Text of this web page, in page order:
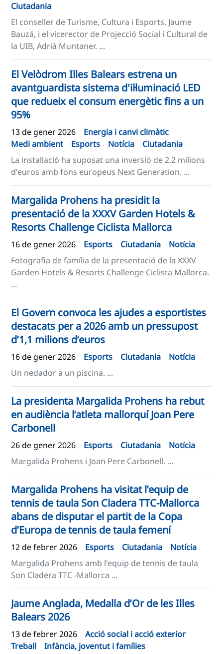
Ciutadania
El conseller de Turisme, Cultura i Esports, Jaume
Bauzá, i el vicerector de Projecció Social i Cultural de
la UIB, Adrià Muntaner. ...
El Velòdrom Illes Balears estrena un
avantguardista sistema d'il·luminació LED
que redueix el consum energètic fins a un
95%
13 de gener 2026
Energia i canvi climàtic
Medi ambient
Esports Notícia
Ciutadania
La instal·lació ha suposat una inversió de 2,2 milions
d'euros amb fons europeus Next Generation. ...
Margalida Prohens ha presidit la
presentació de la XXXV Garden Hotels &
Resorts Challenge Ciclista Mallorca
16 de gener 2026 Esports Ciutadania
Notícia
Fotografia de família de la presentació de la XXXV
Garden Hotels & Resorts Challenge Ciclista Mallorca.
...
El Govern convoca les ajudes a esportistes
destacats per a 2026 amb un pressupost
d’1,1 milions d’euros
16 de gener 2026 Esports Ciutadania
Notícia
Un nedador a un piscina. ...
La presidenta Margalida Prohens ha rebut
en audiència l’atleta mallorquí Joan Pere
Carbonell
26 de gener 2026 Esports Ciutadania
Notícia
Margalida Prohens i Joan Pere Carbonell. ...
Margalida Prohens ha visitat l’equip de
tennis de taula Son Cladera TTC-Mallorca
abans de disputar el partit de la Copa
d’Europa de tennis de taula femení
12 de febrer 2026 Esports Ciutadania
Notícia
Margalida Prohens amb l'equip de tennis de taula
Son Cladera TTC -Mallorca ...
​​Jaume Anglada, Medalla d’Or de les Illes
Balears 2026​
13 de febrer 2026
Acció social i acció exterior
Treball
Infància, joventut i famílies